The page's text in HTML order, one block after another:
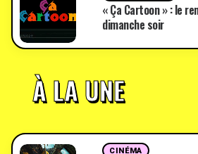
« Ça Cartoon » : le
dimanche soir
À LA UNE
CINÉMA